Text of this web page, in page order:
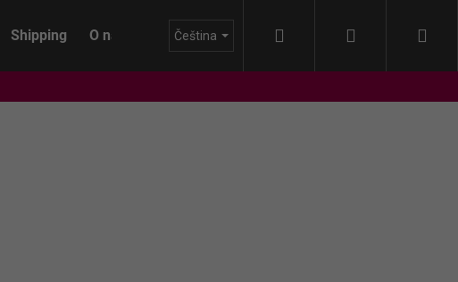
Shipping O nás BlogČeština Přihlášení